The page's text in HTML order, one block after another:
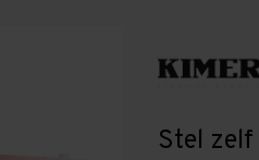
Stel zelf